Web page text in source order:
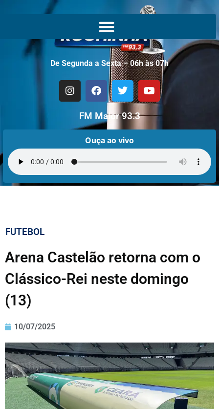
De Segunda a Sexta – 06h às 07h
FM Maior 93.3
Ouça ao vivo
FUTEBOL
Arena Castelão retorna com o
Clássico-Rei neste domingo
(13)
10/07/2025